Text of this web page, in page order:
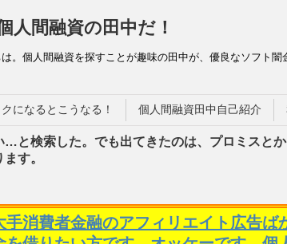
人間融資の田中だ！
。個人間融資を探すことが趣味の田中が、優良なソフト
になるとこうなる！ 個人間融資田中自己紹介
と検索した。でも出てきたのは、プロミスと
す。
消費者金融のアフィリエイト広告ば